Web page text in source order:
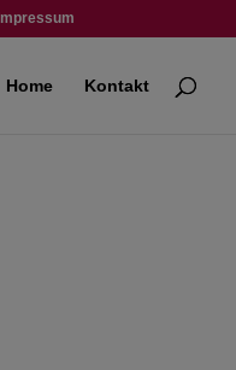
Impressum
Home Kontakt